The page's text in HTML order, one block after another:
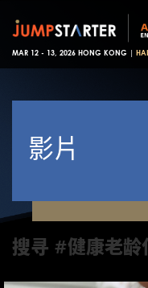
MAR 12 - 13, 2026 HONG KONG |
影片
搜寻 #健康老龄